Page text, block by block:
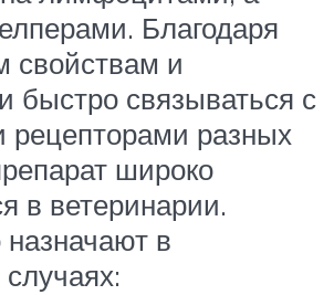
Благодаря
свойствам и
быстро связываться с
рецепторами разных
широко
в ветеринарии.
в